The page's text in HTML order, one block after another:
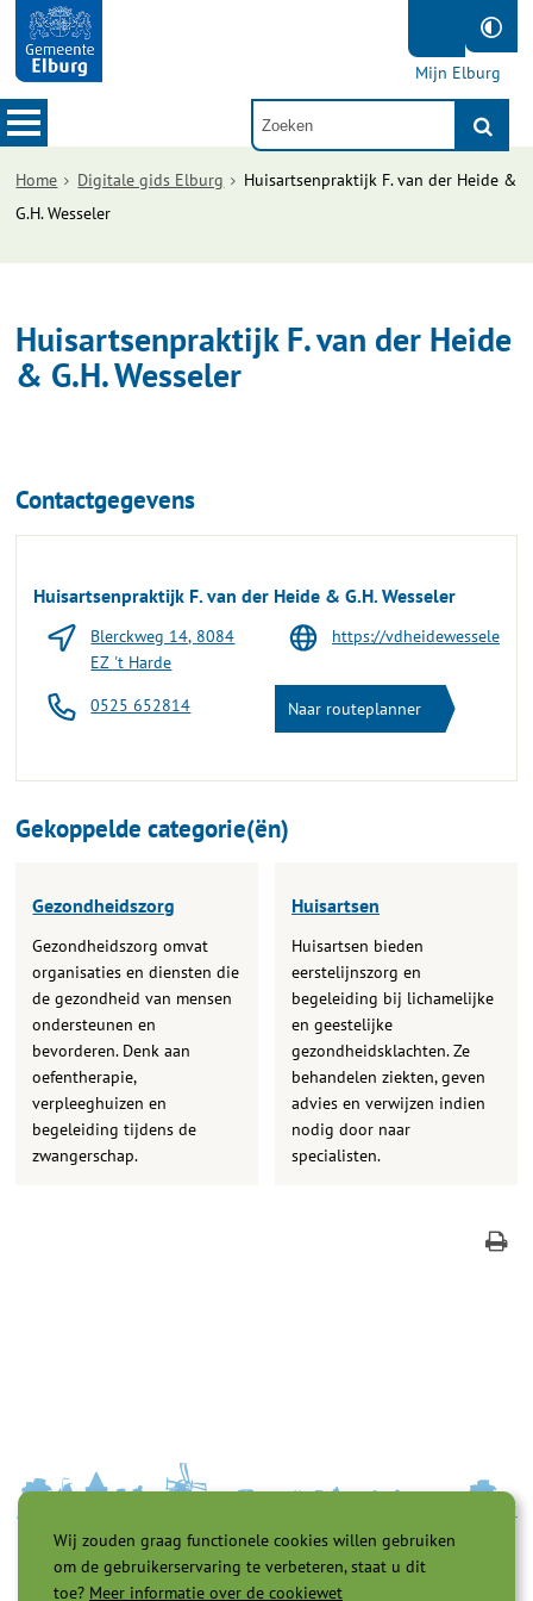
Wij zouden graag functionele cookies willen gebruiken
om de gebruikerservaring te verbeteren, staat u dit
toe? Meer informatie over de cookiewet
Mijn Elburg
Home Digitale gids Elburg
Huisartsenpraktijk F. van der Heide &
G.H. Wesseler
Huisartsenpraktijk F. van der Heide
& G.H. Wesseler
Contactgegevens
Huisartsenpraktijk F. van der Heide & G.H. Wesseler
Blerckweg 14, 8084
EZ 't Harde
0525 652814
https://
Naar routeplanner
Gekoppelde categorie(ën)
Gezondheidszorg
Gezondheidszorg omvat
organisaties en diensten die
de gezondheid van mensen
ondersteunen en
bevorderen. Denk aan
oefentherapie,
verpleeghuizen en
begeleiding tijdens de
zwangerschap.
Huisartsen
Huisartsen bieden
eerstelijnszorg en
begeleiding bij lichamelijke
en geestelijke
gezondheidsklachten. Ze
behandelen ziekten, geven
advies en verwijzen indien
nodig door naar
specialisten.